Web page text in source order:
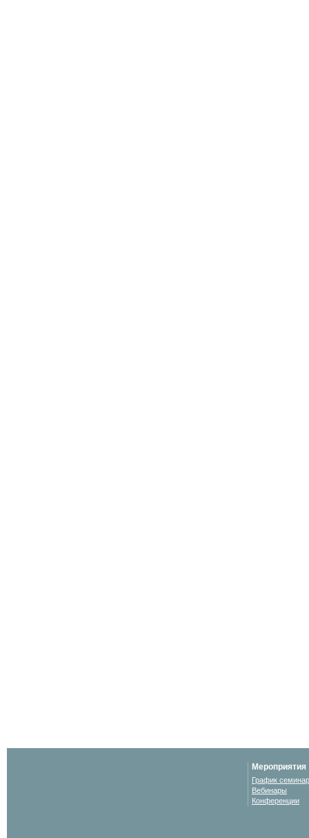
Мероприятия
График
Вебинары
Конференции